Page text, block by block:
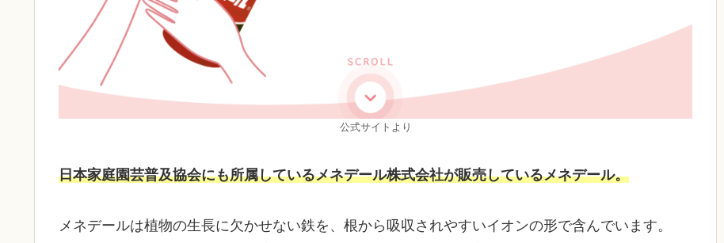
公式サイトより
日本家庭園芸普及協会にも所属しているメネデール株式会社が販売しているメネデール。
メネデールは植物の生長に欠かせない鉄を、根から吸収されやすいイオンの形で含んでいます。